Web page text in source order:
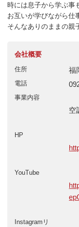
時には息子から学ぶ事
お互いが学びながら仕
会社概要
住所 福
電話
事業内容
空
HP
YouTube
Instagramリ